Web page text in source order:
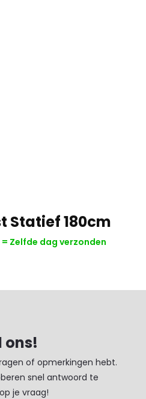
Statief 180cm
Zelfde dag verzonden
ons!
of opmerkingen hebt.
snel antwoord te
je vraag!